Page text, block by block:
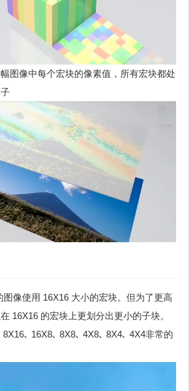
图像中每个宏块的像素值，所有宏块都处
图像使用 16X16 大小的宏块。但为了更高
16X16 的宏块上更划分出更小的子块。
､ 16X8､ 8X8､ 4X8､ 8X4､ 4X4非常的